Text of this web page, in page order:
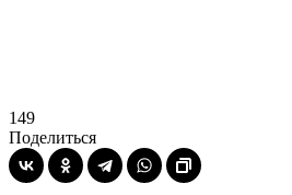
149
Поделиться